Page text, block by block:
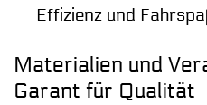
Effizienz und
Materialien und
Garant für Qualität